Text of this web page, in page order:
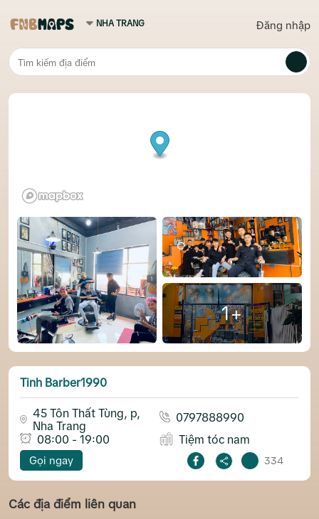
Đăng nhập
1+
Tinh Barber1990
45 Tôn Thất Tùng, p,
Nha Trang
0797888990
08:00 - 19:00
Tiệm tóc nam
Gọi ngay 334
Các địa điểm liên quan